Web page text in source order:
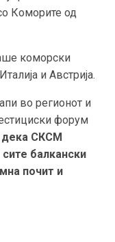
Коморите од
коморски
и Австрија.
во регионот и
форум
дека СКСМ
балкански
почит и